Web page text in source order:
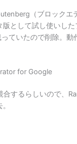
（ブロックエ
版として試し使いし
っていたので削除。動
for Google
合するらしいので、